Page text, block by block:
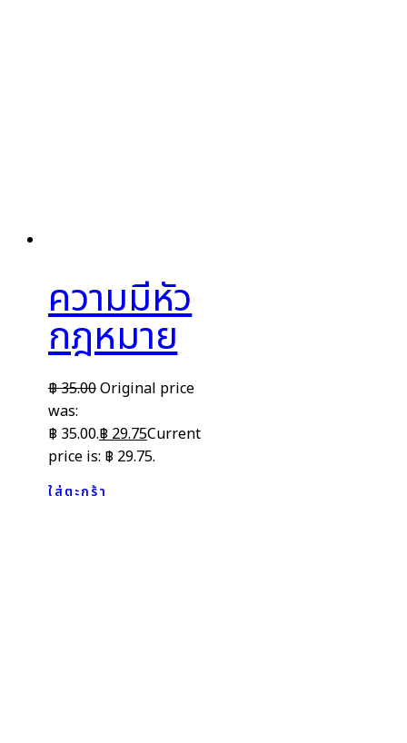
ความมีหัว
กฎหมาย
฿35.00Original price
was:
฿ 35.00.฿29.75Current
price is: ฿ 29.75.
ใส่ตะกร้า